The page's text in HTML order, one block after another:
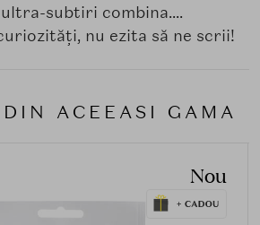
subtiri combina....
nu ezita să ne scrii!
DIN ACEEASI GAMA
Nou